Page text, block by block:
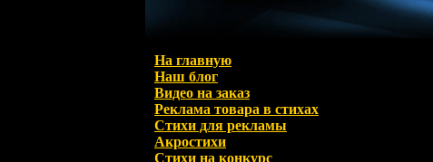
На главную
Наш блог
Видео на заказ
Реклама товара в стихах
Стихи для рекламы
Акростихи
Стихи на конкурс